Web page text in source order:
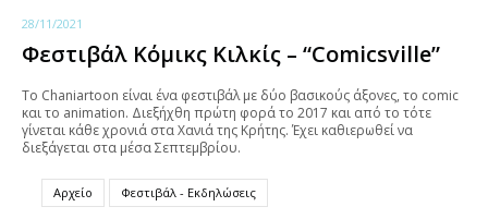
28/11/2021
Φεστιβάλ Κόμικς Κιλκίς – “Comicsville”
To Chaniartoon είναι ένα φεστιβάλ με δύο βασικούς άξονες, το comic
και το animation. Διεξήχθη πρώτη φορά το 2017 και από το τότε
γίνεται κάθε χρονιά στα Χανιά της Κρήτης. Έχει καθιερωθεί να
διεξάγεται στα μέσα Σεπτεμβρίου.
Αρχείο Φεστιβάλ - Εκδηλώσεις